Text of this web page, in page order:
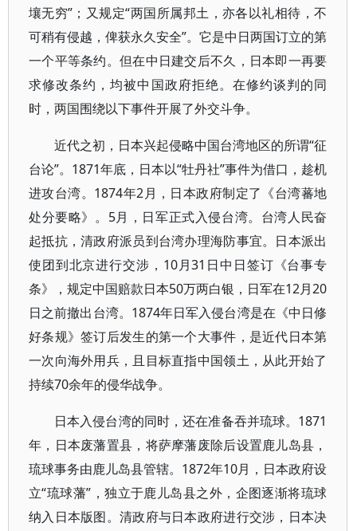
壤无穷”；又规定“两国所属邦土，亦各以礼相待，不
可稍有侵越，俾获永久安全”。它是中日两国订立的第
一个平等条约。但在中日建交后不久，日本即一再要
求修改条约，均被中国政府拒绝。在修约谈判的同
时，两国围绕以下事件开展了外交斗争。
近代之初，日本兴起侵略中国台湾地区的所谓“征
台论”。1871年底，日本以“牡丹社”事件为借口，趁机
进攻台湾。1874年2月，日本政府制定了《台湾蕃地
处分要略》。5月，日军正式入侵台湾。台湾人民奋
起抵抗，清政府派员到台湾办理海防事宜。日本派出
使团到北京进行交涉，10月31日中日签订《台事专
条》，规定中国赔款日本50万两白银，日军在12月20
日之前撤出台湾。1874年日军入侵台湾是在《中日修
好条规》签订后发生的第一个大事件，是近代日本第
一次向海外用兵，且目标直指中国领土，从此开始了
持续70余年的侵华战争。
日本入侵台湾的同时，还在准备吞并琉球。1871
年，日本废藩置县，将萨摩藩废除后设置鹿儿岛县，
琉球事务由鹿儿岛县管辖。1872年10月，日本政府设
立“琉球藩”，独立于鹿儿岛县之外，企图逐渐将琉球
纳入日本版图。清政府与日本政府进行交涉，日本决